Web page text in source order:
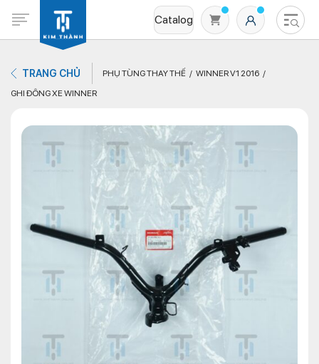
Catalog
Không có sản phẩm nào trong giỏ hàng
TRANG CHỦ PHỤ TÙNG THAY THẾ
WINNER V1 2016
GHI ĐÔNG XE WINNER